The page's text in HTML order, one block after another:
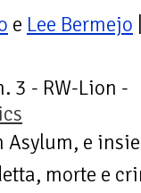
e Lee Bermejo
3 - RW-Lion -
Asylum, e
morte e